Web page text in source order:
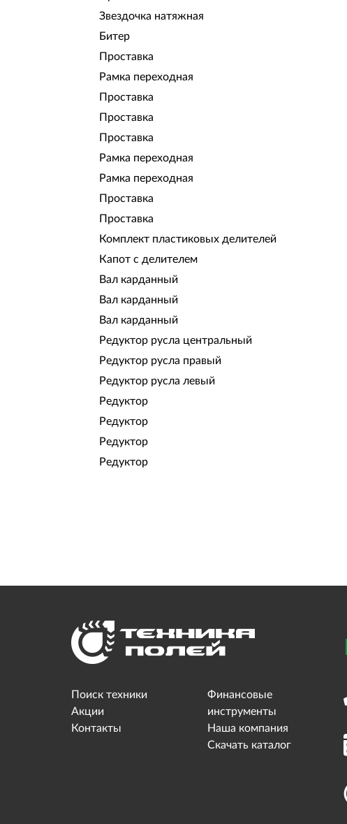
Звездочка натяжная
Битер
Проставка
Рамка переходная
Проставка
Проставка
Проставка
Рамка переходная
Рамка переходная
Проставка
Проставка
Комплект пластиковых делителей
Капот с делителем
Вал карданный
Вал карданный
Вал карданный
Редуктор русла центральный
Редуктор русла правый
Редуктор русла левый
Редуктор
Редуктор
Редуктор
Редуктор
Поиск техники
Акции
Контакты
Финансовые
инструменты
Наша компания
Скачать каталог